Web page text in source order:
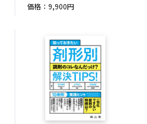
価格：9,900円